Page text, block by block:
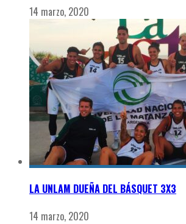
14 marzo, 2020
LA UNLAM DUEÑA DEL BÁSQUET 3X3
14 marzo, 2020